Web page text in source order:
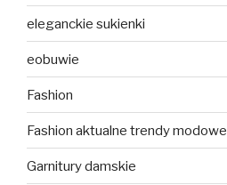
eleganckie sukienki
eobuwie
Fashion
Fashion aktualne trendy modowe
Garnitury damskie